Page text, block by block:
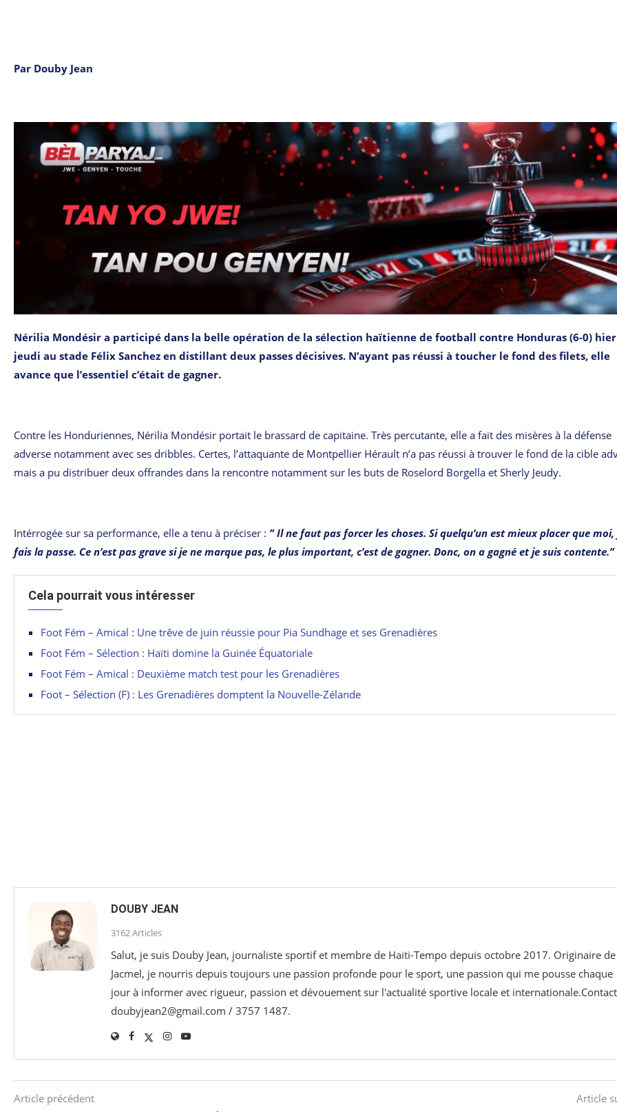
Par Douby Jean
Nérilia Mondésir a participé dans la belle opération de la sélection haïtienne de football contre Honduras (6-0) hier
jeudi au stade Félix Sanchez en distillant deux passes décisives. N’ayant pas réussi à toucher le fond des filets, elle
avance que l’essentiel c’était de gagner.
Contre les Honduriennes, Nérilia Mondésir portait le brassard de capitaine. Très percutante, elle a fait des misères à la défense
adverse notamment avec ses dribbles. Certes, l’attaquante de Montpellier Hérault n’a pas réussi à trouver le fond de la cible
mais a pu distribuer deux offrandes dans la rencontre notamment sur les buts de Roselord Borgella et Sherly Jeudy.
Intérrogée sur sa performance, elle a tenu à préciser : ” Il ne faut pas forcer les choses. Si quelqu’un est mieux placer que
fais la passe. Ce n’est pas grave si je ne marque pas, le plus important, c’est de gagner. Donc, on a gagné et je suis contente.”
Cela pourrait vous intéresser
Foot Fém – Amical : Une trêve de juin réussie pour Pia Sundhage et ses Grenadières
Foot Fém – Sélection : Haïti domine la Guinée Équatoriale
Foot Fém – Amical : Deuxième match test pour les Grenadières
Foot – Sélection (F) : Les Grenadières domptent la Nouvelle-Zélande
DOUBY JEAN
3162 Articles
Salut, je suis Douby Jean, journaliste sportif et membre de Haiti-Tempo depuis octobre 2017. Originaire de
Jacmel, je nourris depuis toujours une passion profonde pour le sport, une passion qui me pousse chaque
jour à informer avec rigueur, passion et dévouement sur l'actualité sportive locale et
doubyjean2@gmail.com / 3757 1487.
Article précédent Article